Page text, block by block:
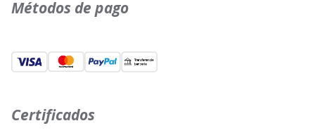
Métodos de pago
Certificados